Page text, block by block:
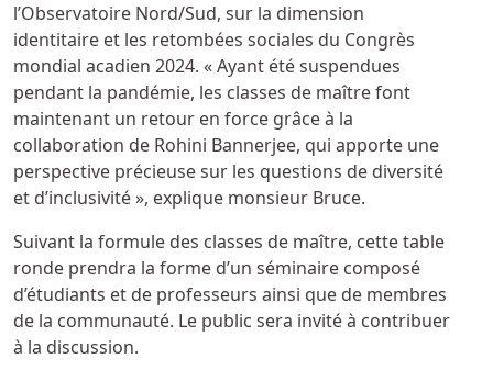
l’Observatoire Nord/Sud, sur la dimension
identitaire et les retombées sociales du Congrès
mondial acadien 2024. « Ayant été suspendues
pendant la pandémie, les classes de maître font
maintenant un retour en force grâce à la
collaboration de Rohini Bannerjee, qui apporte une
perspective précieuse sur les questions de diversité
et d’inclusivité », explique monsieur Bruce.
Suivant la formule des classes de maître, cette table
ronde prendra la forme d’un séminaire composé
d’étudiants et de professeurs ainsi que de membres
de la communauté. Le public sera invité à contribuer
à la discussion.